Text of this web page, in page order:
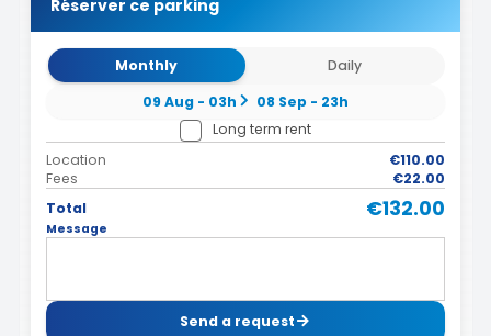
Réserver ce parking
Monthly
Daily
09 Aug - 03h
08 Sep - 23h
Long term rent
Location
€110.00
Fees
€22.00
Total
€132.00
Message
Send a request